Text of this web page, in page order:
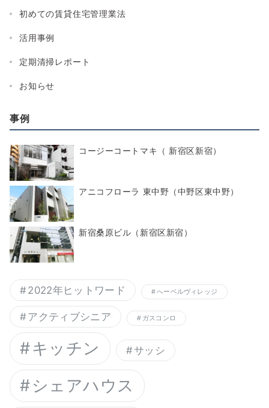
初めての賃貸住宅管理業法
活用事例
定期清掃レポート
お知らせ
事例
コージーコートマキ（ 新宿区新宿）
アニコフローラ 東中野（中野区東中野）
新宿桑原ビル（新宿区新宿）
2022年ヒットワード へーベルヴィレッジ
アクティブシニア ガスコンロ
キッチン サッシ
シェアハウス